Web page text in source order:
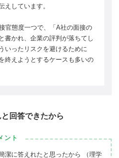
えしています。
官態度一つで、「A社の面接の
書かれ、企業の評判が落ちてし
いったリスクを避けるために
終えようとするケースも多いの
回答できたから
ント
潔に答えれたと思ったから （理学